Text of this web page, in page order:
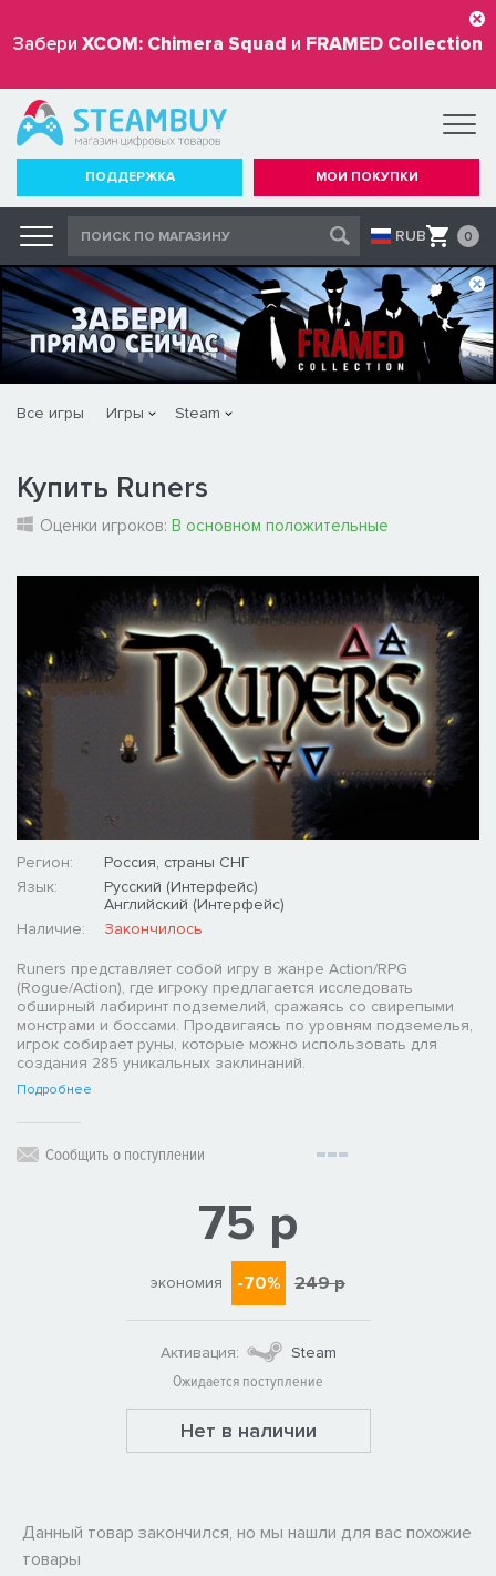
Забери XCOM: Chimera Squad и FRAMED Collection
бесплатно
ПОДДЕРЖКА МОИ ПОКУПКИ
RUB 0
Все игры Игры Steam
Купить Runers
Оценки игроков: В основном положительные
Регион:
Россия, страны СНГ
Язык:
Русский (Интерфейс)
Английский (Интерфейс)
Наличие:
Закончилось
Runers представляет собой игру в жанре Action/RPG
(Rogue/Action), где игроку предлагается исследовать
обширный лабиринт подземелий, сражаясь со свирепыми
монстрами и боссами. Продвигаясь по уровням подземелья,
игрок собирает руны, которые можно использовать для
создания 285 уникальных заклинаний.
Подробнее
Сообщить о поступлении
75 р
экономия -70% 249 р
Активация:
Steam
Ожидается поступление
Нет в наличии
Данный товар закончился, но мы нашли для вас похожие
товары